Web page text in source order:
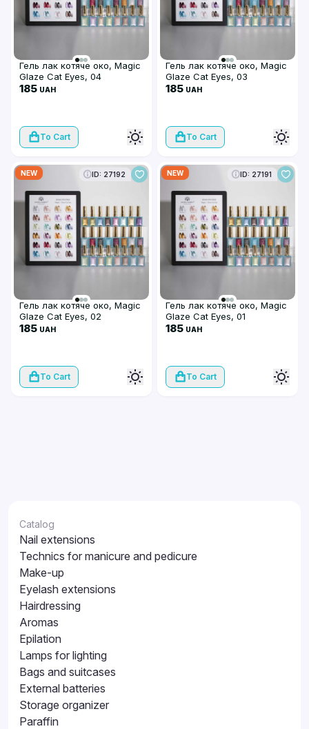
Гель лак котяче око, Magic
Glaze Cat Eyes, 04
185 UAH
To Cart
Гель лак котяче око, Magic
Glaze Cat Eyes, 03
185 UAH
To Cart
NEW ID: 27192
Гель лак котяче око, Magic
Glaze Cat Eyes, 02
185 UAH
To Cart
NEW ID: 27191
Гель лак котяче око, Magic
Glaze Cat Eyes, 01
185 UAH
To Cart
Catalog
Nail extensions
Technics for manicure and pedicure
Make-up
Eyelash extensions
Hairdressing
Aromas
Epilation
Lamps for lighting
Bags and suitcases
External batteries
Storage organizer
Paraffin